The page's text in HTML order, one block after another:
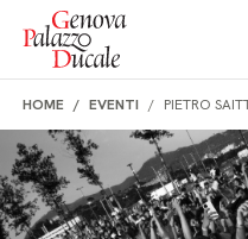
Salta al contenuto
HOME EVENTI PIETRO